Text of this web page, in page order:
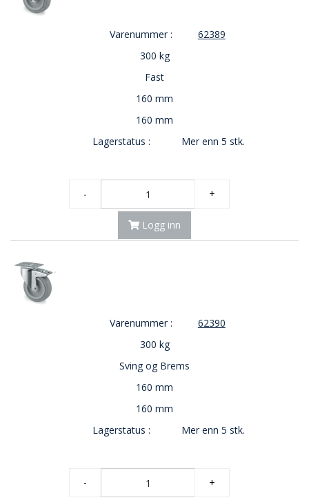
Varenummer :
62389
300 kg
Fast
160 mm
160 mm
Lagerstatus :
Mer enn 5 stk.
- +
Logg inn
Varenummer :
62390
300 kg
Sving og Brems
160 mm
160 mm
Lagerstatus :
Mer enn 5 stk.
- +